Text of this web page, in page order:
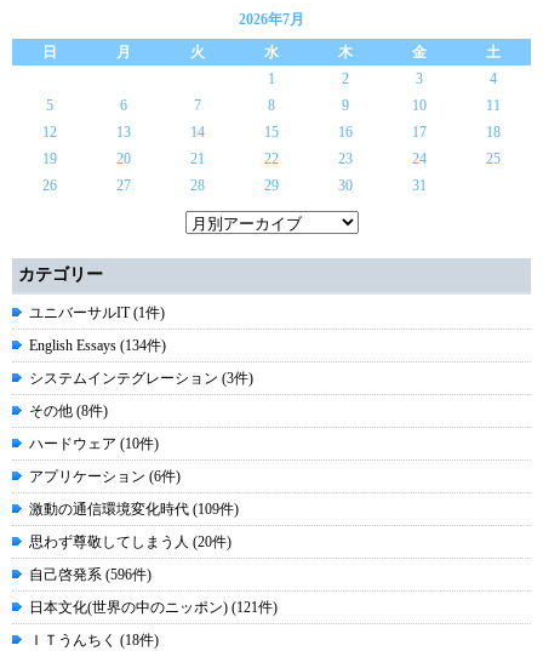
2026年7月
日
月 火 水 木 金
土
1
2 3
4
5
6 7 8 9 10
11
12
13 14 15 16 17
18
19
20 21 22 23 24
25
26
27 28 29 30 31
カテゴリー
ユニバーサルIT (1件)
English Essays (134件)
システムインテグレーション (3件)
その他 (8件)
ハードウェア (10件)
アプリケーション (6件)
激動の通信環境変化時代 (109件)
思わず尊敬してしまう人 (20件)
自己啓発系 (596件)
日本文化(世界の中のニッポン) (121件)
ＩＴうんちく (18件)